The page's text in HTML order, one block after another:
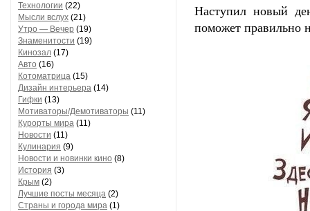
Технологии (22)
Мысли вслух (21)
Утро — Вечер (19)
Знаменитости (19)
Кинозал (17)
Авто (16)
Котоматрица (15)
Дизайн интерьера (14)
Гифки (13)
Мотиваторы/Демотиваторы (11)
Курорты мира (11)
Новости (11)
Кулинария (9)
Новости и новинки кино (8)
История (3)
Крым (2)
Лучшие посты месяца (2)
Страны и города мира (1)
Наступил новый
поможет правильно